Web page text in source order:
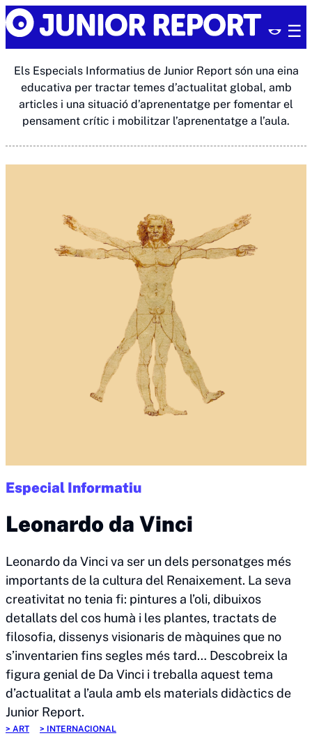
Skip
to
content
Junior
Report
Els Especials Informatius de Junior Report són una eina
educativa per tractar temes d’actualitat global, amb
articles i una situació d’aprenentatge per fomentar el
pensament crític i mobilitzar l’aprenentatge a l’aula.
Especial Informatiu
Leonardo da Vinci
Leonardo da Vinci va ser un dels personatges més
importants de la cultura del Renaixement. La seva
creativitat no tenia fi: pintures a l’oli, dibuixos
detallats del cos humà i les plantes, tractats de
filosofia, dissenys visionaris de màquines que no
s’inventarien fins segles més tard… Descobreix la
figura genial de Da Vinci i treballa aquest tema
d’actualitat a l’aula amb els materials didàctics de
Junior Report.
ART INTERNACIONAL